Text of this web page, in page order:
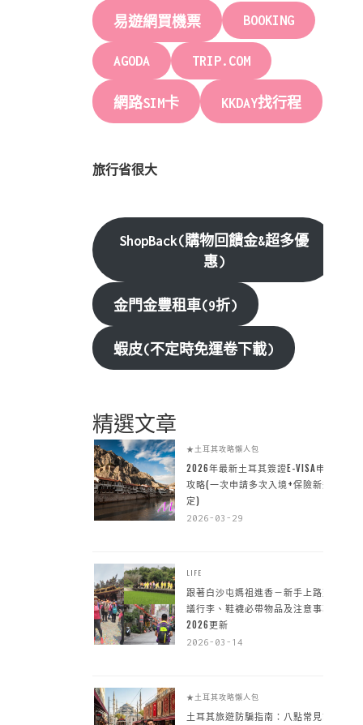
易遊網買機票 BOOKING
AGODA TRIP.COM
網路SIM卡 KKDAY找行程
旅行省很大
ShopBack(購物回饋金&超多優
惠)
金門金豐租車(9折)
蝦皮(不定時免運卷下載)
精選文章
★土耳其攻略懶人包
2026年最新土耳其簽證E-VISA申請
攻略(一次申請多次入境+保險新規
定)
2026-03-29
LIFE
跟著白沙屯媽祖進香－新手上路建
議行李、鞋襪必帶物品及注意事項
2026更新
2026-03-14
★土耳其攻略懶人包
土耳其旅遊防騙指南：八點常見詐